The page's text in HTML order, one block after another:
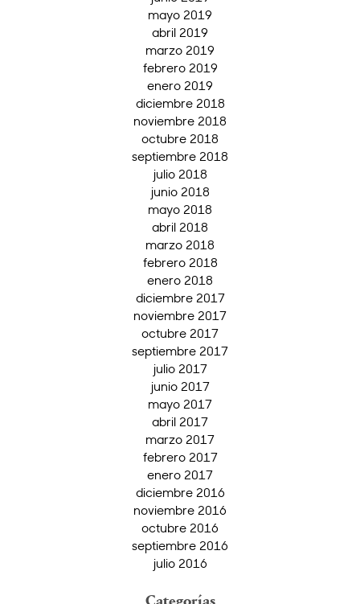
mayo 2019
abril 2019
marzo 2019
febrero 2019
enero 2019
diciembre 2018
noviembre 2018
octubre 2018
septiembre 2018
julio 2018
junio 2018
mayo 2018
abril 2018
marzo 2018
febrero 2018
enero 2018
diciembre 2017
noviembre 2017
octubre 2017
septiembre 2017
julio 2017
junio 2017
mayo 2017
abril 2017
marzo 2017
febrero 2017
enero 2017
diciembre 2016
noviembre 2016
octubre 2016
septiembre 2016
julio 2016